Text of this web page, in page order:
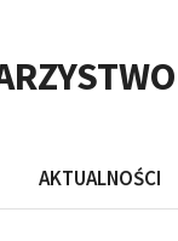
AKTUALNOŚCI